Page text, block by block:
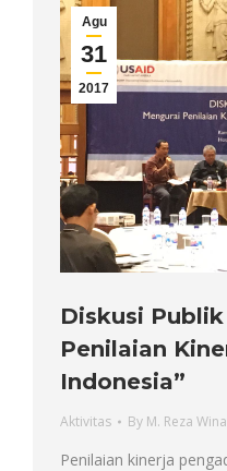
Agu
31
2017
Diskusi
Penilaian
Indonesia”
Aktivitas By M. Reza
Penilaian kinerja